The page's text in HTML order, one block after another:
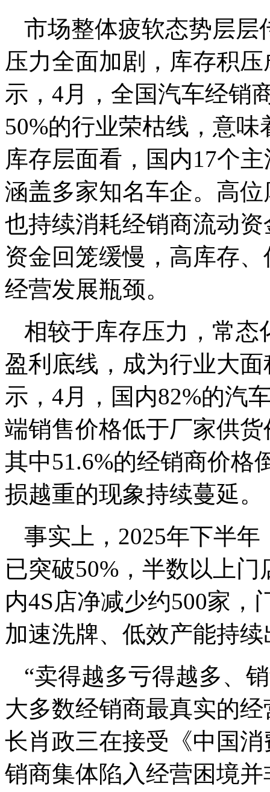
市场整体疲软态势层层
压力全面加剧，库存积
示，4月，全国汽车经销
50%的行业荣枯线，意
库存层面看，国内17个
涵盖多家知名车企。高
也持续消耗经销商流动
资金回笼缓慢，高库存
经营发展瓶颈。
相较于库存压力，常态
盈利底线，成为行业大
示，4月，国内82%的汽
端销售价格低于厂家供
其中51.6%的经销商价格
损越重的现象持续蔓延。
事实上，2025年下半
已突破50%，半数以上
内4S店净减少约500家，
加速洗牌、低效产能持续
“卖得越多亏得越多、
大多数经销商最真实的
长肖政三在接受《中国
销商集体陷入经营困境